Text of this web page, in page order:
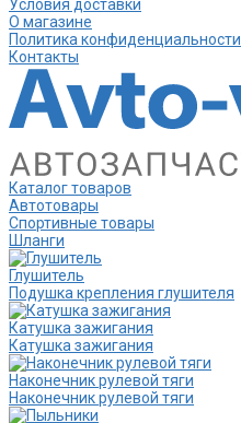
Условия доставки
О магазине
Политика конфиденциальности
Контакты
Каталог товаров
Автотовары
Спортивные товары
Шланги
Глушитель
Подушка крепления глушителя
Катушка зажигания
Катушка зажигания
Наконечник рулевой тяги
Наконечник рулевой тяги